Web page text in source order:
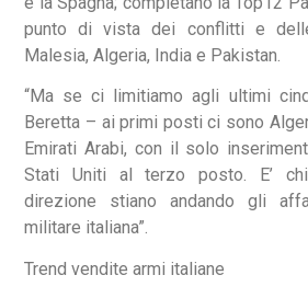
punto di vista dei conflitti e
Malesia, Algeria, India e Pakistan.
“Ma se ci limitiamo agli ultimi
Beretta – ai primi posti ci sono
Emirati Arabi, con il solo
Stati Uniti al terzo posto. E’
direzione stiano andando gli
militare italiana”.
Trend vendite armi italiane